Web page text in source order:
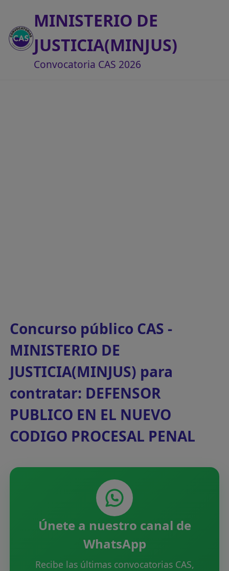
MINISTERIO DE
JUSTICIA(MINJUS)
Convocatoria CAS 2026
Concurso público CAS -
MINISTERIO DE
JUSTICIA(MINJUS) para
contratar: DEFENSOR
PUBLICO EN EL NUEVO
CODIGO PROCESAL PENAL
Únete a nuestro canal de
WhatsApp
Recibe las últimas convocatorias CAS,